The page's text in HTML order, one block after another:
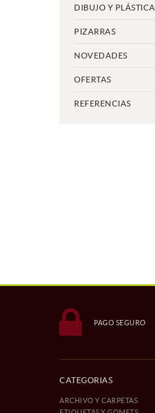
DIBUJO Y PLÁSTICA
PIZARRAS
NOVEDADES
OFERTAS
REFERENCIAS
PAGO SEGURO
CATEGORIAS
ARCHIVO Y CARPETAS